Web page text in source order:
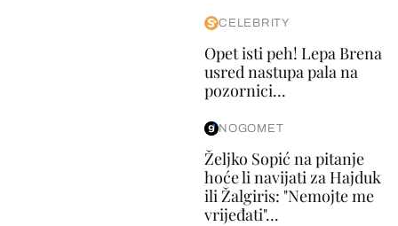
CELEBRITY
Opet isti peh! Lepa Brena
usred nastupa pala na
pozornici...
NOGOMET
Željko Sopić na pitanje
hoće li navijati za Hajduk
ili Žalgiris: "Nemojte me
vrijeđati"...